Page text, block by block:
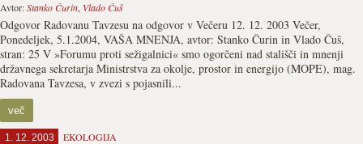
Avtor:Stanko Čurin, Vlado Čuš
Odgovor Radovanu Tavzesu na odgovor v Večeru 12. 12. 2003 Večer,
Ponedeljek, 5.1.2004, VAŠA MNENJA, avtor: Stanko Čurin in Vlado Čuš,
stran: 25 V »Forumu proti sežigalnici« smo ogorčeni nad stališči in mnenji
državnega sekretarja Ministrstva za okolje, prostor in energijo (MOPE), mag.
Radovana Tavzesa, v zvezi s pojasnili...
več
1. 12. 2003 EKOLOGIJA